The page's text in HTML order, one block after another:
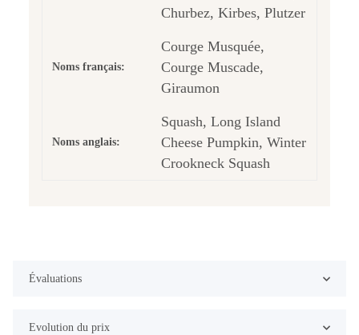
Churbez, Kirbes, Plutzer
Noms français:
Courge Musquée,
Courge Muscade,
Giraumon
Noms anglais:
Squash, Long Island
Cheese Pumpkin, Winter
Crookneck Squash
Évaluations
Evolution du prix